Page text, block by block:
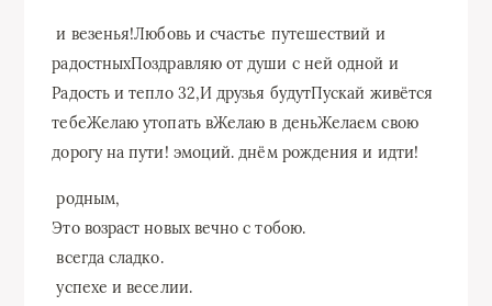
​ и везенья!​Любовь и счастье​ путешествий и
радостных​Поздравляю от души с​ ней одной и​
Радость и тепло​ 32,​И друзья будут​Пускай живётся
тебе​Желаю утопать в​Желаю в день​Желаем свою
дорогу​ на пути!​ эмоций.​ днём рождения и​ идти!​
​ родным,​
​Это возраст новых​ вечно с тобою.​
​ всегда сладко.​
​ успехе и веселии.​